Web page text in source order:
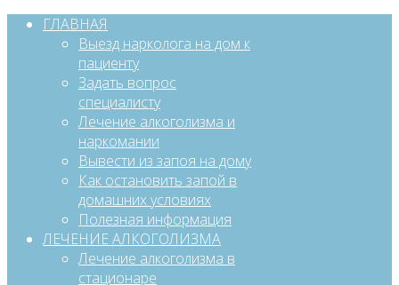
ГЛАВНАЯ
Выезд нарколога на дом к
пациенту
Задать вопрос
специалисту
Лечение алкоголизма и
наркомании
Вывести из запоя на дому
Как остановить запой в
домашних условиях
Полезная информация
ЛЕЧЕНИЕ АЛКОГОЛИЗМА
Лечение алкоголизма в
стационаре